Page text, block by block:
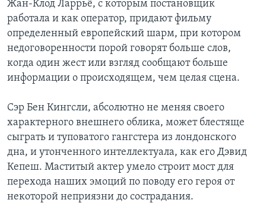
Жан-Клод Ларрьё, с которым постановщик
работала и как оператор, придают фильму
определенный европейский шарм, при котором
недоговоренности порой говорят больше слов,
когда один жест или взгляд сообщают больше
информации о происходящем, чем целая сцена.
Сэр Бен Кингсли, абсолютно не меняя своего
характерного внешнего облика, может блестяще
сыграть и туповатого гангстера из лондонского
дна, и утонченного интеллектуала, как его Дэвид
Кепеш. Маститый актер умело строит мост для
перехода наших эмоций по поводу его героя от
некоторой неприязни до сострадания.